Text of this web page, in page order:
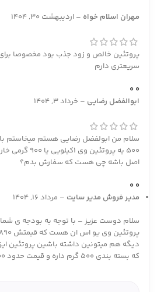
مهران اسلام خواه – اردیبهشت 30, 1404
پروتئین خالص و زود جذب بود مخصوصا
سریعتری دارم
0
0
ابوالفضل رضایی – خرداد 3, 1404
500 یه پروتئین
اصل باشه چی هست که سفارش بدم؟
0
0
مدیر فروش مدیر سایت – مرداد 16, 1404
سلام دوست عزیز – با توجه به بودجه ی
که بسته بندی 500 گرم داره و قیمت حدود 1/400/000 تومان .